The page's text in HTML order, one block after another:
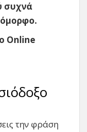
συχνά
την φράση